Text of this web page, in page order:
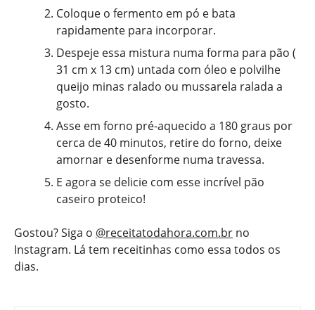
Coloque o fermento em pó e bata
rapidamente para incorporar.
Despeje essa mistura numa forma para pão (
31 cm x 13 cm) untada com óleo e polvilhe
queijo minas ralado ou mussarela ralada a
gosto.
Asse em forno pré-aquecido a 180 graus por
cerca de 40 minutos, retire do forno, deixe
amornar e desenforme numa travessa.
E agora se delicie com esse incrível pão
caseiro proteico!
Gostou? Siga o @receitatodahora.com.br no
Instagram. Lá tem receitinhas como essa todos os
dias.